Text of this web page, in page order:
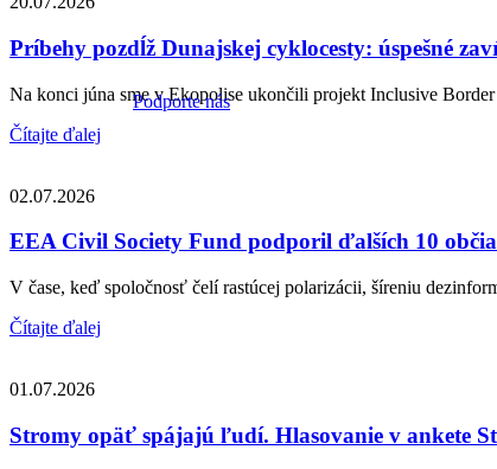
Podporte nás
Príbehy pozdĺž Dunajskej cyklocesty: úspešné
Na konci júna sme v Ekopolise ukončili projekt Inclusive
Čítajte ďalej
02.07.2026
EEA Civil Society Fund podporil ďalších 10
V čase, keď spoločnosť čelí rastúcej polarizácii, šíreniu
Čítajte ďalej
01.07.2026
Stromy opäť spájajú ľudí. Hlasovanie v ankete